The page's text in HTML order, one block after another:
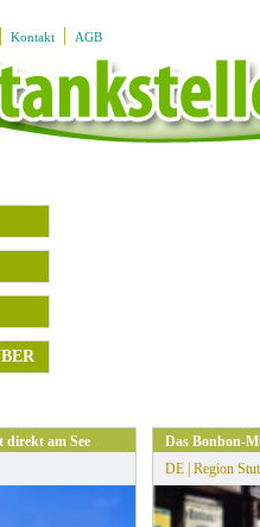
Kontakt AGB
am See
Das Bonbon-
DE | Region